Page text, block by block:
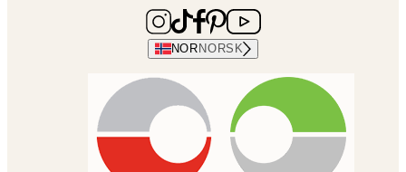
NOR NORSK